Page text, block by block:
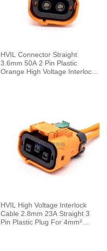
HVIL Connector Straight
3.6mm 50A 2 Pin Plastic
Orange High Voltage Interlock
HVIL High Voltage Interlock
Cable 2.8mm 23A Straight 3
Pin Plastic Plug For 4mm²